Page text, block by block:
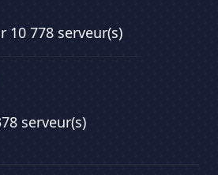
10 778 serveur(s)
serveur(s)